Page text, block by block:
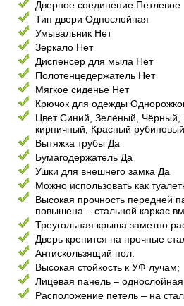
Дверное соединение Петлевое
Тип двери Однослойная
Умывальник Нет
Зеркало Нет
Диспенсер для мыла Нет
Полотенцедержатель Нет
Мягкое сиденье Нет
Крючок для одежды
Цвет Синий, Зелёный,
кирпичный, Красный
Вытяжка трубы Да
Бумагодержатель Да
Ушки для внешнего замка Да
Можно использовать как
Высокая прочность передней
повышена – стальной каркас
Треугольная крыша заметно
Дверь крепится на прочные
Антискользящий пол.
Высокая стойкость к УФ лучам;
Лицевая панель –
Расположение петель – на